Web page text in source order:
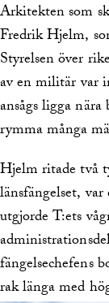
Arkitekten som
Fredrik Hjelm,
Styrelsen över
av en militär var
ansågs ligga nära
rymma många
Hjelm ritade två
länsfängelset,
utgjorde T:ets
fängelsechefens
rak länga med